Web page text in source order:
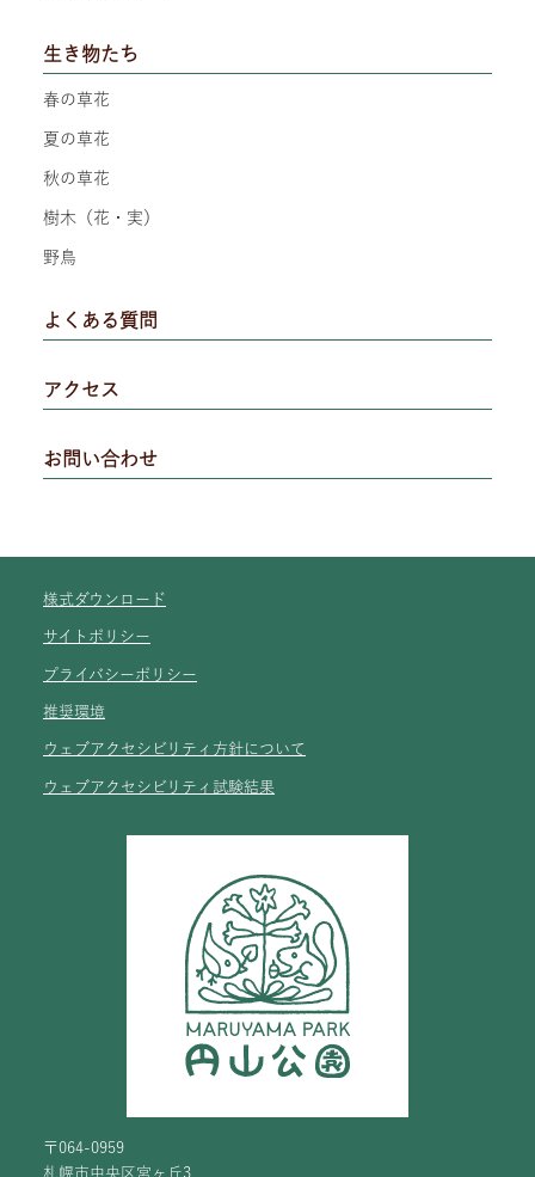
生き物たち
春の草花
夏の草花
秋の草花
樹木（花・実）
野鳥
よくある質問
アクセス
お問い合わせ
様式ダウンロード
サイトポリシー
プライバシーポリシー
推奨環境
ウェブアクセシビリティ方針について
ウェブアクセシビリティ試験結果
〒064-0959
札幌市中央区宮ヶ丘3